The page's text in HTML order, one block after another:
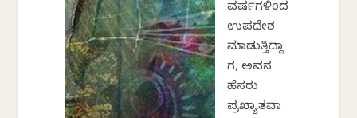
ವರ್ಷಗಳಿಂದ
ಉಪದೇಶ
ಮಾಡುತ್ತಿದ್ದಾ
ಗ, ಅವನ
ಹೆಸರು
ಪ್ರಖ್ಯಾತವಾ